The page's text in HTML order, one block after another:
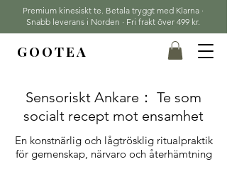
Premium kinesiskt te. Betala tryggt med Klarna ·
Snabb leverans i Norden · Fri frakt över 499 kr.
GOOTEA
Sensoriskt Ankare： Te som
socialt recept mot ensamhet
En konstnärlig och lågtrösklig ritualpraktik
för gemenskap, närvaro och återhämtning